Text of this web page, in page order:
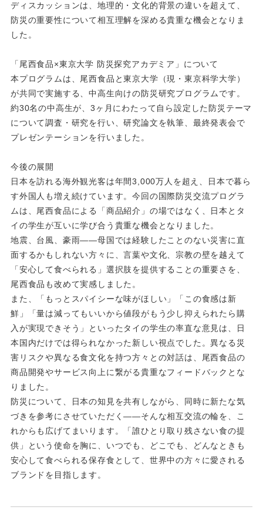
ディスカッションは、地理的・文化的背景の違いを超えて、
防災の重要性について相互理解を深める貴重な機会となりま
した。
「尾西食品×東京大学 防災探究アカデミア」について
本プログラムは、尾西食品と東京大学（現・東京科学大学）
が共同で実施する、中高生向けの防災研究プログラムです。
約30名の中高生が、3ヶ月にわたって自ら設定した防災テーマ
について調査・研究を行い、研究論文を執筆、最終発表会で
プレゼンテーションを行いました。
今後の展開
日本を訪れる海外観光客は年間3,000万人を超え、日本で暮ら
す外国人も増え続けています。今回の国際防災交流プログラ
ムは、尾西食品による「商品紹介」の場ではなく、日本とタ
イの学生が互いに学び合う貴重な機会となりました。
地震、台風、豪雨——母国では経験したことのない災害に直
面するかもしれない方々に、言葉や文化、宗教の壁を越えて
「安心して食べられる」選択肢を提供することの重要さを、
尾西食品も改めて実感しました。
また、「もっとスパイシーな味がほしい」「この食感は新
鮮」「量は減ってもいいから値段がもう少し抑えられたら購
入が実現できそう」といったタイの学生の率直な意見は、日
本国内だけでは得られなかった新しい視点でした。異なる災
害リスクや異なる食文化を持つ方々との対話は、尾西食品の
商品開発やサービス向上に繋がる貴重なフィードバックとな
りました。
防災について、日本の知見を共有しながら、同時に新たな気
づきを参考にさせていただく——そんな相互交流の輪を、こ
れからも広げてまいります。「誰ひとり取り残さない食の提
供」という使命を胸に、いつでも、どこでも、どんなときも
安心して食べられる保存食として、世界中の方々に愛される
ブランドを目指します。